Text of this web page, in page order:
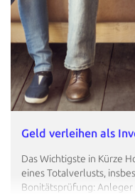
Geld verleihen als
Das Wichtigste in Kürze
eines Totalverlusts,
Bonitätsprüfung: